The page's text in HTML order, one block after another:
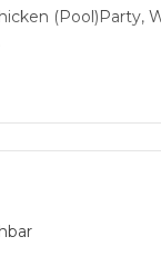
(Pool)Party,
liegt das Va Bene
Ihre Anfrage